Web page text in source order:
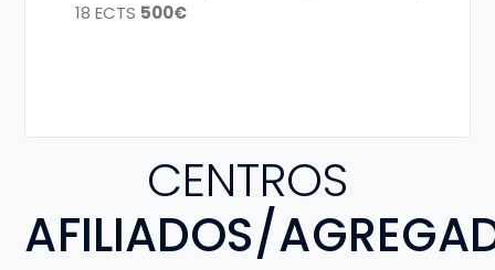
18 ECTS 500€
CENTROS
AFILIADOS/